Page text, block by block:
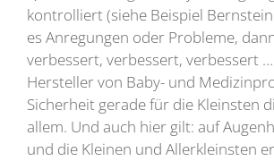
kontrolliert (siehe Beispiel
es Anregungen oder Probleme,
verbessert, verbessert, verbessert
Hersteller von Baby- und
Sicherheit gerade für die Kleinsten
allem. Und auch hier gilt: auf
und die Kleinen und Allerkleinsten